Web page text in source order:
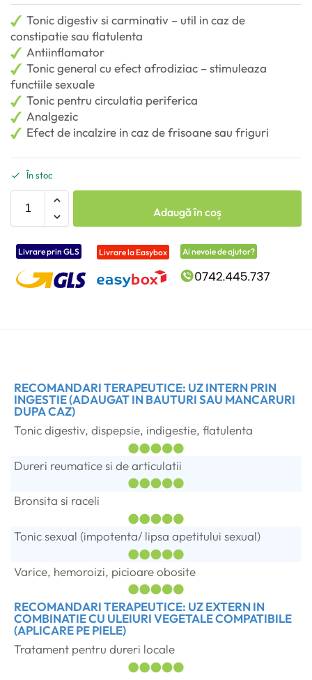
Tonic digestiv si carminativ – util in caz de
constipatie sau flatulenta
Antiinflamator
Tonic general cu efect afrodiziac – stimuleaza
functiile sexuale
Tonic pentru circulatia periferica
Analgezic
Efect de incalzire in caz de frisoane sau friguri
În stoc
Adaugă în coș
Livrare prin GLS Livrare la Easybox Ai nevoie de ajutor?
RECOMANDARI TERAPEUTICE: UZ INTERN PRIN
INGESTIE (ADAUGAT IN BAUTURI SAU MANCARURI
DUPA CAZ)
Tonic digestiv, dispepsie, indigestie, flatulenta
Dureri reumatice si de articulatii
Bronsita si raceli
Tonic sexual (impotenta/ lipsa apetitului sexual)
Varice, hemoroizi, picioare obosite
RECOMANDARI TERAPEUTICE: UZ EXTERN IN
COMBINATIE CU ULEIURI VEGETALE COMPATIBILE
(APLICARE PE PIELE)
Tratament pentru dureri locale